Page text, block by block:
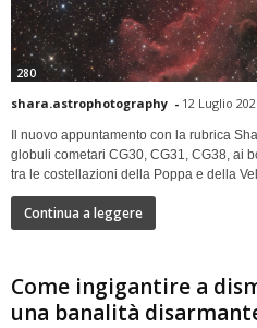
280
shara.astrophotography - 12 Luglio
Il nuovo appuntamento con la rubrica
globuli cometari CG30, CG31, CG38, ai
tra le costellazioni della Poppa e della
Continua a leggere
Come ingigantire a
una banalità